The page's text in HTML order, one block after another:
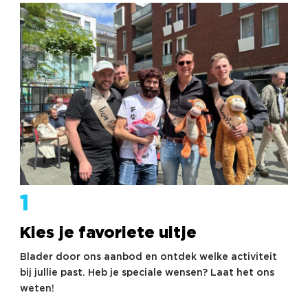
Klaar voor een dag die blijft
hangen?
Of het nu gaat om waardering, teambuilding of
gewoon een goed moment samen: een bedrijfsuitje
met TB Events is nooit standaard. Bekijk het aanbod
of neem contact op voor persoonlijk advies. Samen
maken we er iets van waar je team nog lang met
plezier op terugkijkt.
1
Kies je favoriete uitje
Blader door ons aanbod en ontdek welke activiteit
bij jullie past. Heb je speciale wensen? Laat het ons
weten!